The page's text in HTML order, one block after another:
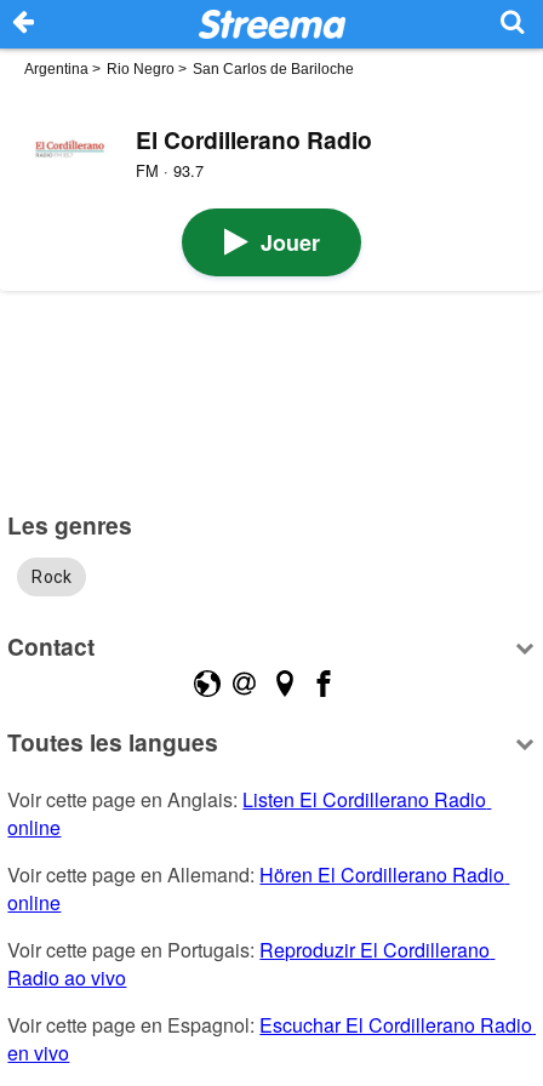
Argentina > Rio Negro > San Carlos de Bariloche
El Cordillerano Radio
FM · 93.7
Jouer
Les genres
Rock
Contact
Toutes les langues
Voir cette page en Anglais: Listen El Cordillerano Radio
online
Voir cette page en Allemand: Hören El Cordillerano Radio
online
Voir cette page en Portugais: Reproduzir El Cordillerano
Radio ao vivo
Voir cette page en Espagnol: Escuchar El Cordillerano Radio
en vivo